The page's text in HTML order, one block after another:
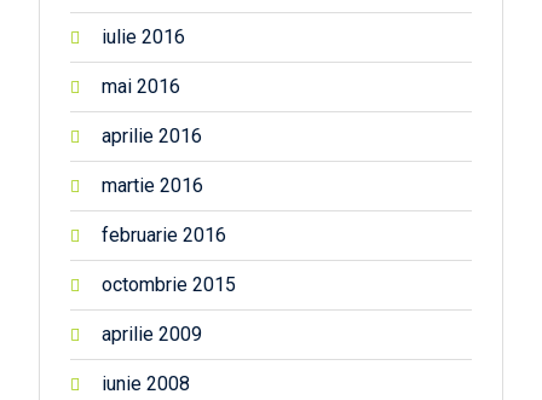
iulie 2016
mai 2016
aprilie 2016
martie 2016
februarie 2016
octombrie 2015
aprilie 2009
iunie 2008